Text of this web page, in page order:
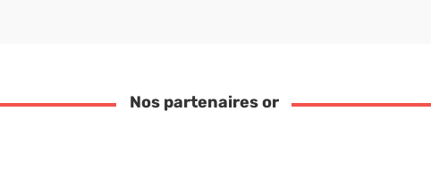
Nos partenaires or